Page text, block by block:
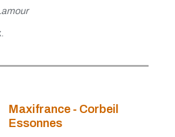
Maxifrance - Corbeil
Essonnes